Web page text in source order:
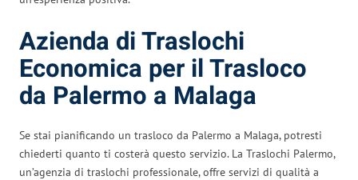
Azienda di Traslochi
Economica per il Trasloco
da Palermo a Malaga
Se stai pianificando un trasloco da Palermo a Malaga, potresti
chiederti quanto ti costerà questo servizio. La Traslochi Palermo,
un’agenzia di traslochi professionale, offre servizi di qualità a